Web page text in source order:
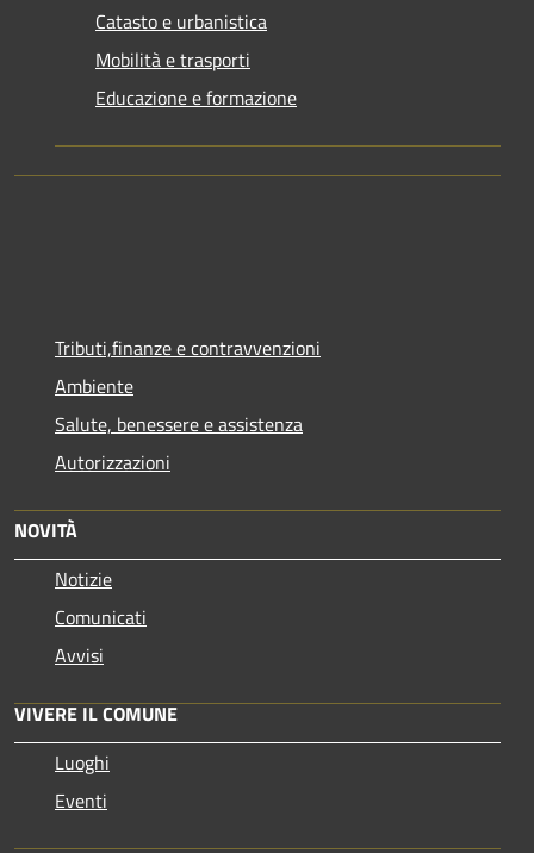
Catasto e urbanistica
Mobilità e trasporti
Educazione e formazione
Tributi,finanze e contravvenzioni
Ambiente
Salute, benessere e assistenza
Autorizzazioni
NOVITÀ
Notizie
Comunicati
Avvisi
VIVERE IL COMUNE
Luoghi
Eventi